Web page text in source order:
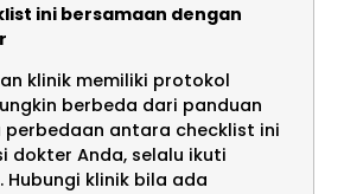
ini bersamaan dengan
klinik memiliki protokol
berbeda dari panduan
perbedaan antara checklist ini
dokter Anda, selalu ikuti
Hubungi klinik bila ada